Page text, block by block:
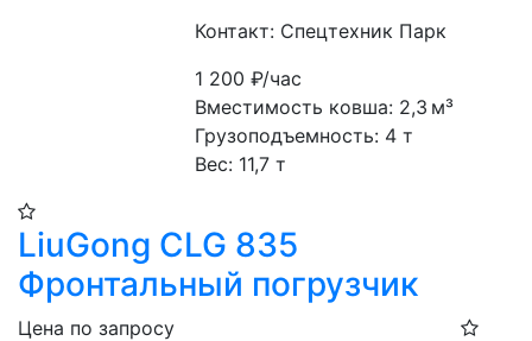
Контакт: Спецтехник Парк
1 200₽/час
Вместимость ковша: 2,3 м³
Грузоподъемность: 4 т
Вес: 11,7 т
LiuGong CLG 835
Фронтальный погрузчик
Цена по запросу